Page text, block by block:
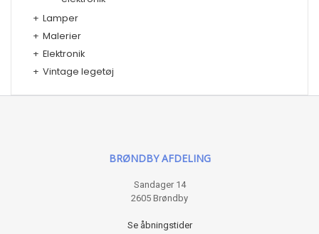
+ Lamper
+ Malerier
+ Elektronik
+ Vintage legetøj
BRØNDBY AFDELING
Sandager 14
2605 Brøndby
Se åbningstider